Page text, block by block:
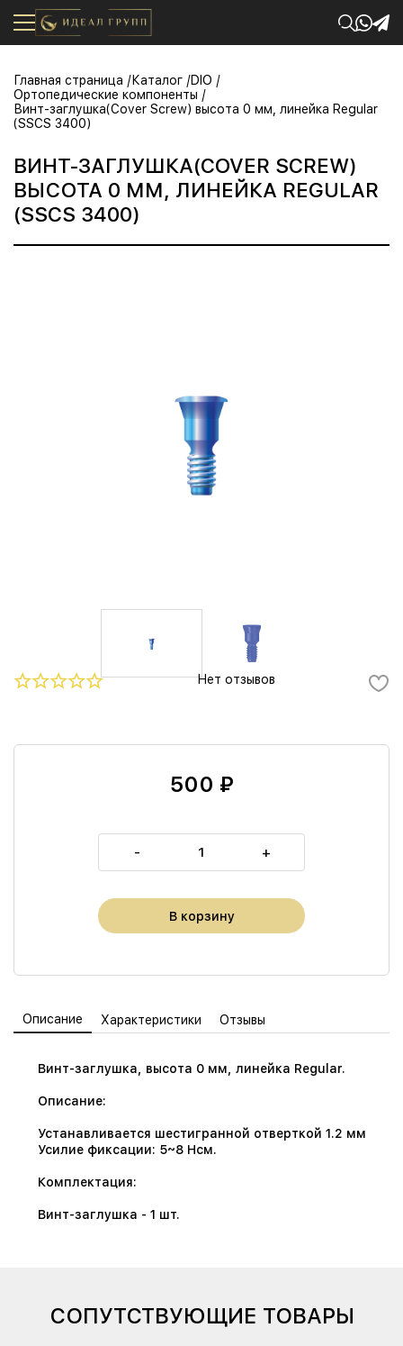
Главная страница Каталог
DIO
Ортопедические компоненты
Винт-заглушка(Cover Screw) высота 0 мм, линейка Regular
(SSCS 3400)
ВИНТ-ЗАГЛУШКА(COVER SCREW)
ВЫСОТА 0 ММ, ЛИНЕЙКА REGULAR
(SSCS 3400)
Нет отзывов
500 ₽
- +
В корзину
Описание Характеристики Отзывы
Винт-заглушка, высота 0 мм, линейка Regular.
Описание:
Устанавливается шестигранной отверткой 1.2 мм
Усилие фиксации: 5~8 Нсм.
Комплектация:
Винт-заглушка - 1 шт.
СОПУТСТВУЮЩИЕ ТОВАРЫ